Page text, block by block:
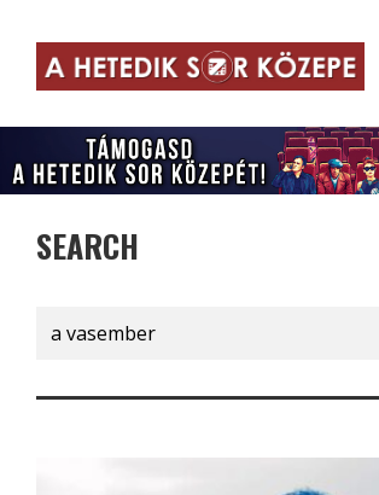
SEARCH
for: